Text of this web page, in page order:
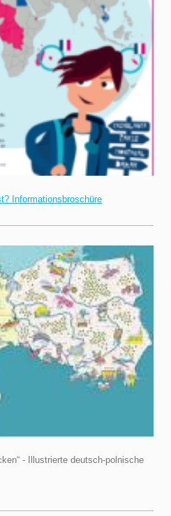
Informationsbroschüre
- Illustrierte deutsch-polnische